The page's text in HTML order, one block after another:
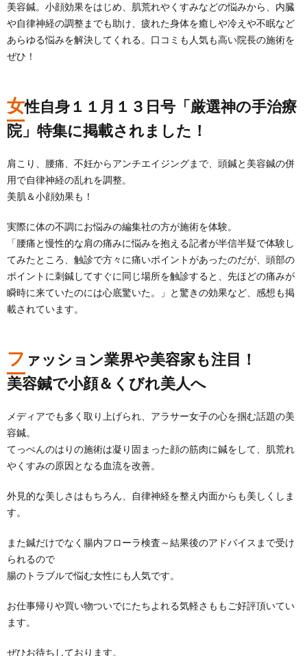
美容鍼。小顔効果をはじめ、肌荒れやくすみなどの悩みから、内臓
や自律神経の調整までも助け、疲れた身体を癒しや冷えや不眠など
あらゆる悩みを解決してくれる。口コミも人気も高い院長の施術を
ぜひ！
女性自身１１月１３日号「厳選神の手治療
院」特集に掲載されました！
肩こり、腰痛、不妊からアンチエイジングまで、頭鍼と美容鍼の併
用で自律神経の乱れを調整。
美肌＆小顔効果も！
実際に体の不調にお悩みの編集社の方が施術を体験。
「腰痛と慢性的な肩の痛みに悩みを抱える記者が半信半疑で体験し
てみたところ、触診で方々に痛いポイントがあったのだが、頭部の
ポイントに刺鍼してすぐに同じ場所を触診すると、先ほどの痛みが
瞬時に来ていたのには心底驚いた。」と驚きの効果など、感想も掲
載されています。
フ ァッション業界や美容家も注目！
美容鍼で小顔＆くびれ美人へ
メディアでも多く取り上げられ、アラサー女子の心を掴む話題の美
容鍼。
てっぺんのはりの施術は凝り固まった顔の筋肉に鍼をして、肌荒れ
やくすみの原因となる血流を改善。
外見的な美しさはもちろん、自律神経を整え内面からも美しくしま
す。
また鍼だけでなく腸内フローラ検査～結果後のアドバイスまで受け
られるので
腸のトラブルで悩む女性にも人気です。
お仕事帰りや買い物ついでにたちよれる気軽さももご好評頂いてい
ます。
ぜひお待ちしております。